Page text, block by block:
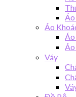
Áo
Áo
Áo
Váy